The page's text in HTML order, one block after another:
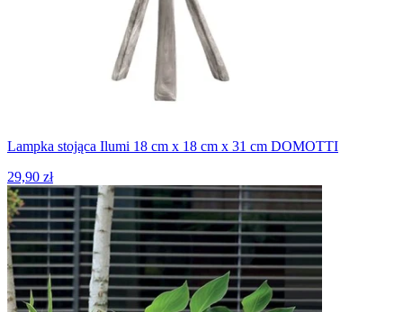
Lampka stojąca Ilumi 18 cm x 18 cm x 31 cm DOMOTTI
29,90 zł